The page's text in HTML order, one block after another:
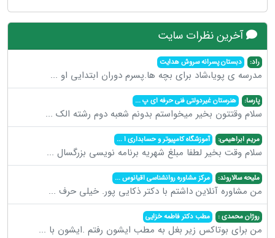
آخرین نظرات سایت
راد: دبستان پسرانه سروش هدایت
مدرسه ی پویا،شاد برای بچه ها.پسرم دوران ابتدایی او ...
پارسا: هنرستان غیردولتی فنی حرفه ای پ...
سلام وقتتون بخیر میخواستم بدونم شعبه دوم رشته الک ...
مریم ابراهیمی: آموزشگاه کامپیوتر و حسابداری ا...
سلام وقت بخیر لطفا مبلغ شهریه برنامه نویسی بزرگسال ...
ملیحه سالاروند: مرکز مشاوره روانشناسی اقیانوس...
من مشاوره آنلاین داشتم با دکتر ذکایی پور. خیلی حرف ...
روژان محمدی : مطب دکتر فاطمه خزایی
من برای بوتاکس زیر بغل به مطب ایشون رفتم .ایشون با ...